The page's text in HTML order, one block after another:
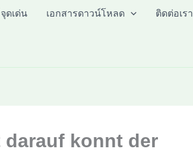
ดเด่น เอกสารดาวน์โหลด ติดต่อเรา
darauf konnt der